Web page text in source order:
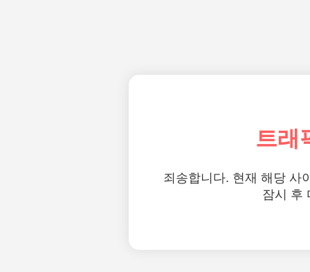
트래
죄송합니다. 현재 해당 사
잠시 후